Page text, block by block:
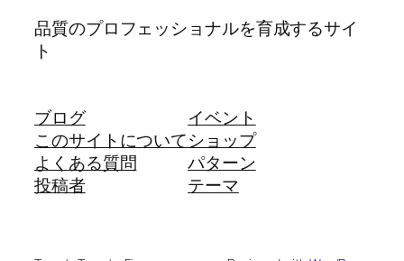
品質のプロフェッショナルを育成するサイ
ト
ブログ
このサイトについて
よくある質問
投稿者
イベント
ショップ
パターン
テーマ